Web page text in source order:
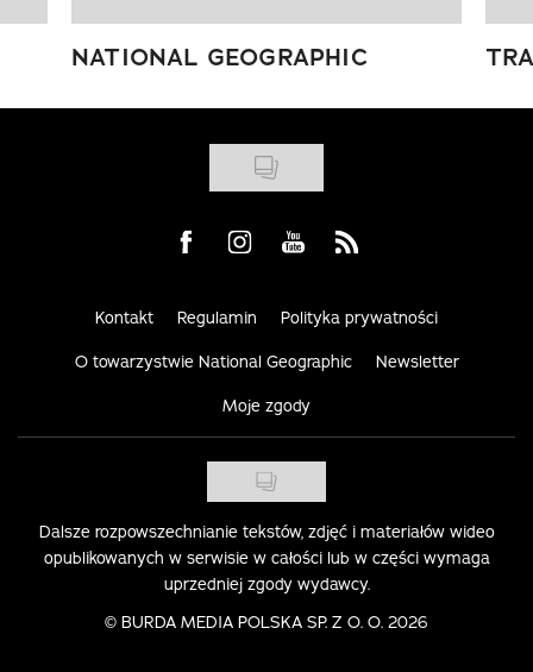
NATIONAL GEOGRAPHIC
Visit us on Facebook
Visit us on Instagram
Visit us on Youtube
Visit us on Rss
Kontakt Regulamin Polityka prywatności
O towarzystwie National Geographic Newsletter
Moje zgody
Dalsze rozpowszechnianie tekstów, zdjęć i materiałów wideo
opublikowanych w serwisie w całości lub w części wymaga
uprzedniej zgody wydawcy.
© BURDA MEDIA POLSKA SP. Z O. O. 2026